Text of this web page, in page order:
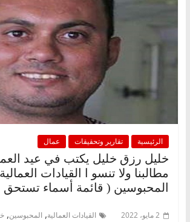
الرئيسية تقارير وتحقيقات عمال
خليل رزق خليل يكتب في عيد
مطالبنا ولا تنسو ا القيادات
المحبوسين ( قائمة أسماء تستحق
2 مايو، 2022 القيادات العمالية, المحبوسين,